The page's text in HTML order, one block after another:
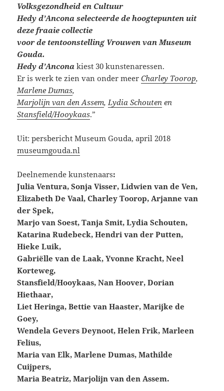
Volksgezondheid en Cultuur
Hedy d’Ancona selecteerde de hoogtepunten uit
deze fraaie collectie
voor de tentoonstelling Vrouwen van Museum
Gouda.
Hedy d’Ancona kiest 30 kunstenaressen.
Er is werk te zien van onder meerCharley Toorop,
Marlene Dumas,
Marjolijn van den Assem,Lydia Schouten en
Stansfield/Hooykaas.”
Uit: persbericht Museum Gouda, april 2018
museumgouda.nl
Deelnemende kunstenaars:
Julia Ventura, Sonja Visser, Lidwien van de Ven,
Elizabeth De Vaal, Charley Toorop, Arjanne van
der Spek,
Marjo van Soest, Tanja Smit, Lydia Schouten,
Katarina Rudebeck, Hendri van der Putten,
Hieke Luik,
Gabriëlle van de Laak, Yvonne Kracht, Neel
Korteweg,
Stansfield/Hooykaas, Nan Hoover, Dorian
Hiethaar,
Liet Heringa, Bettie van Haaster, Marijke de
Goey,
Wendela Gevers Deynoot, Helen Frik, Marleen
Felius,
Maria van Elk, Marlene Dumas, Mathilde
Cuijpers,
Maria Beatriz, Marjolijn van den Assem.